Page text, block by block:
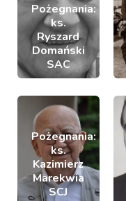
Pożegnania:
ks.
Ryszard
Domański
SAC
Pożegnania:
ks.
Kazimierz
Marekwia
SCJ